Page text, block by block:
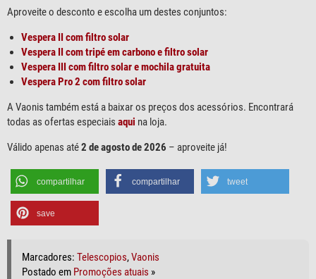
Aproveite o desconto e escolha um destes conjuntos:
Vespera II com filtro solar
Vespera II com tripé em carbono e filtro solar
Vespera III com filtro solar e mochila gratuita
Vespera Pro 2 com filtro solar
A Vaonis também está a baixar os preços dos acessórios. Encontrará
todas as ofertas especiais aqui na loja.
Válido apenas até2 de agosto de 2026 – aproveite já!
compartilhar compartilhar tweet
save
Marcadores: Telescopios,Vaonis
Postado em Promoções atuais »